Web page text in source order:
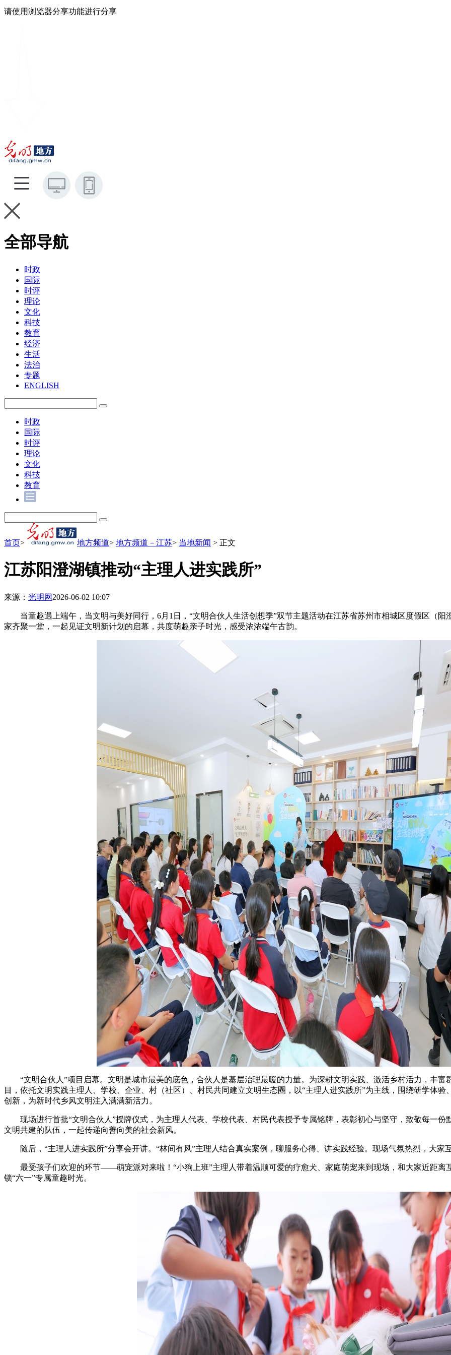
请使用浏览器分享功能进行分享
全部导航
时政
国际
时评
理论
文化
科技
教育
经济
生活
法治
专题
ENGLISH
时政
国际
时评
理论
文化
科技
教育
首页> 地方频道> 地方频道－江苏> 当地新闻 > 正文
江苏阳澄湖镇推动“主理人进实践所”
来源： 光明网 2026-06-02 10:07
当童趣遇上端午，当文明与美好同行，6月1日，“文明合伙人生活创想季”双节主题活动在江苏省苏州市相城区度假区（阳
家齐聚一堂，一起见证文明新计划的启幕，共度萌趣亲子时光，感受浓浓端午古韵。
“文明合伙人”项目启幕。文明是城市最美的底色，合伙人是基层治理最暖的力量。为深耕文明实践、激活乡村活力，丰富
目，依托文明实践主理人、学校、企业、村（社区）、村民共同建立文明生态圈，以“主理人进实践所”为主线，围绕研学体
创新，为新时代乡风文明注入满满新活力。
现场进行首批“文明合伙人”授牌仪式，为主理人代表、学校代表、村民代表授予专属铭牌，表彰初心与坚守，致敬每一份
文明共建的队伍，一起传递向善向美的社会新风。
随后，“主理人进实践所”分享会开讲。“林间有风”主理人结合真实案例，聊服务心得、讲实践经验。现场气氛热烈，大家
最受孩子们欢迎的环节——萌宠派对来啦！“小狗上班”主理人带着温顺可爱的疗愈犬、家庭萌宠来到现场，和大家近距离
锁“六一”专属童趣时光。